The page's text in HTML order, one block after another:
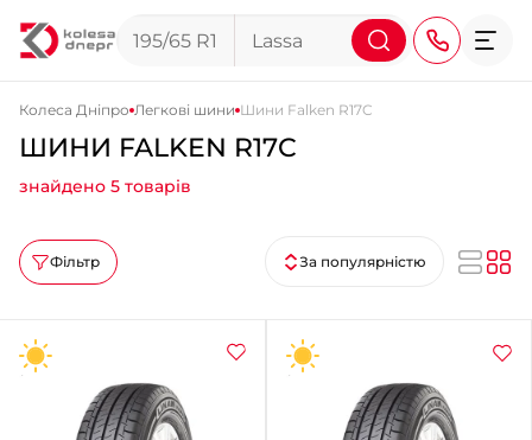
+38 (095) 276-44-44
+38 (067) 911-14-14
- на Щепкіна
+38 (098) 911-911-0
- на Тополі
Колеса Дніпро Легкові шини Шини Falken R17C
ШИНИ FALKEN R17C
знайдено 5 товарів
Фільтр За популярністю